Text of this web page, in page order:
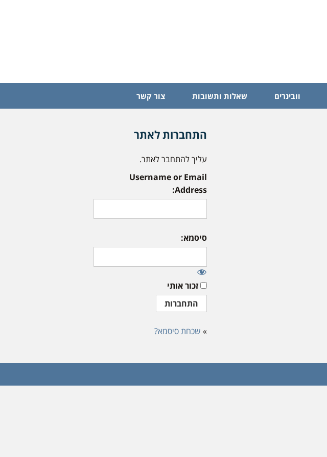
וובינרים שאלות ותשובות צור קשר
התחברות לאתר
עליך להתחבר לאתר.
Username or Email
Address:
סיסמא:
זכור אותי
» שכחת סיסמא?